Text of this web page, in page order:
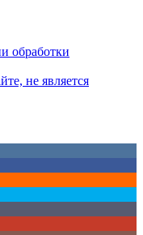
обработки
не является